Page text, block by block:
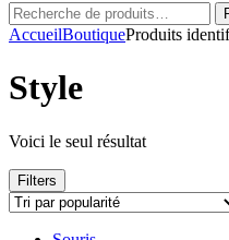
Recherche
pour :
AccueilBoutiqueProduits
Style
Voici le seul résultat
Filters